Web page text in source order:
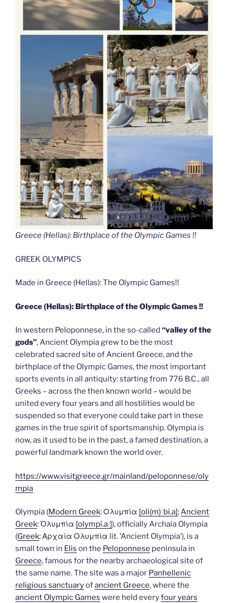
Greece (Hellas): Birthplace of the Olympic Games !!
GREEK OLYMPICS
Made in Greece (Hellas): The Olympic Games!!
Greece (Hellas): Birthplace of the Olympic Games !!
In western Peloponnese, in the so-called “valley of the
gods”, Ancient Olympia grew to be the most
celebrated sacred site of Ancient Greece, and the
birthplace of the Olympic Games, the most important
sports events in all antiquity: starting from 776 B.C., all
Greeks – across the then known world – would be
united every four years and all hostilities would be
suspended so that everyone could take part in these
games in the true spirit of sportsmanship. Olympia is
now, as it used to be in the past, a famed destination, a
powerful landmark known the world over.
https://www.visitgreece.gr/mainland/peloponnese/oly
mpia
Olympia (Modern Greek: Ολυμπία [oli(m)ˈbi.a];Ancient
Greek: Ὀλυμπία [olympí.aː]), officially Archaia Olympia
(Greek: Αρχαία Ολυμπία lit. ’Ancient Olympia’), is a
small town in Elis on the Peloponnese peninsula in
Greece, famous for the nearby archaeological site of
the same name. The site was a major Panhellenic
religious sanctuaryofancient Greece, where the
ancient Olympic Games were held everyfour years